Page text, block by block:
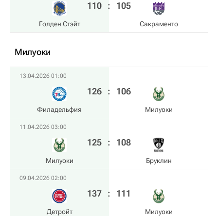
Голден Стэйт
110 : 105
Сакраменто
Милуоки
13.04.2026 01:00
Филадельфия
126 : 106
Милуоки
11.04.2026 03:00
Милуоки
125 : 108
Бруклин
09.04.2026 02:00
Детройт
137 : 111
Милуоки